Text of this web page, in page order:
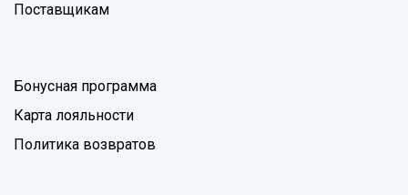
Поставщикам
Бонусная программа
Карта лояльности
Политика возвратов